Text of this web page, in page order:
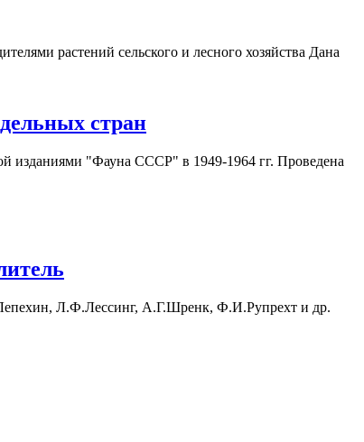
растений сельского и лесного хозяйства Дана
стран
изданиями "Фауна СССР" в 1949-1964 гг. Проведена
Л.Ф.Лессинг, А.Г.Шренк, Ф.И.Рупрехт и др.